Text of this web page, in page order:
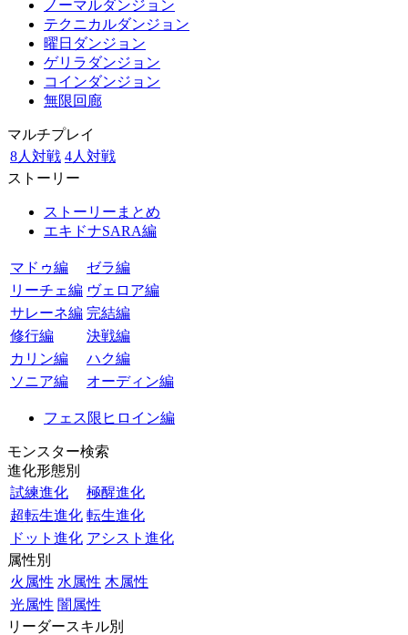
ノーマルダンジョン
テクニカルダンジョン
曜日ダンジョン
ゲリラダンジョン
コインダンジョン
無限回廊
マルチプレイ
8人対戦 4人対戦
ストーリー
ストーリーまとめ
エキドナSARA編
マドゥ編
ゼラ編
リーチェ編 ヴェロア編
サレーネ編 完結編
修行編
決戦編
カリン編
ハク編
ソニア編
オーディン編
フェス限ヒロイン編
モンスター検索
進化形態別
試練進化
極醒進化
超転生進化 転生進化
ドット進化 アシスト進化
属性別
火属性 水属性 木属性
光属性 闇属性
リーダースキル別